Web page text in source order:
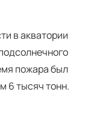
в акватории
пожара был
6 тысяч тонн.